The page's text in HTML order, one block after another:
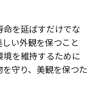
を延ばすだけでな
い外観を保つこと
を維持するために
守り、美観を保つた